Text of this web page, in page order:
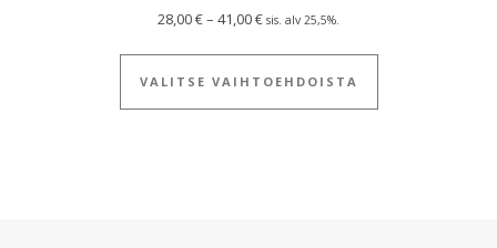
28,00€– 41,00€Hintaluokka: 28,00 € - 41,00 €
sis. alv 25,5%.
VALITSE VAIHTOEHDOISTA
Tällä tuotteella